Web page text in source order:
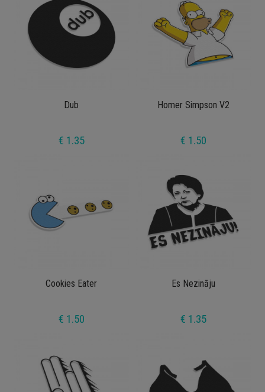
Dub
€ 1.35
Homer Simpson V2
€ 1.50
Cookies Eater
€ 1.50
Es Nezināju
€ 1.35